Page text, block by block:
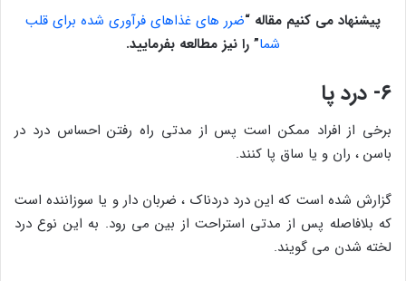
پیشنهاد می کنیم مقاله “ضرر های غذاهای فرآوری شده برای قلب
شما” را نیز مطالعه بفرمایید.
۶- درد پا
برخی از افراد ممکن است پس از مدتی راه رفتن احساس درد در
باسن ، ران و یا ساق پا کنند.
گزارش شده است که این درد دردناک ، ضربان دار و یا سوزاننده است
که بلافاصله پس از مدتی استراحت از بین می رود. به این نوع درد
لخته شدن می گویند.